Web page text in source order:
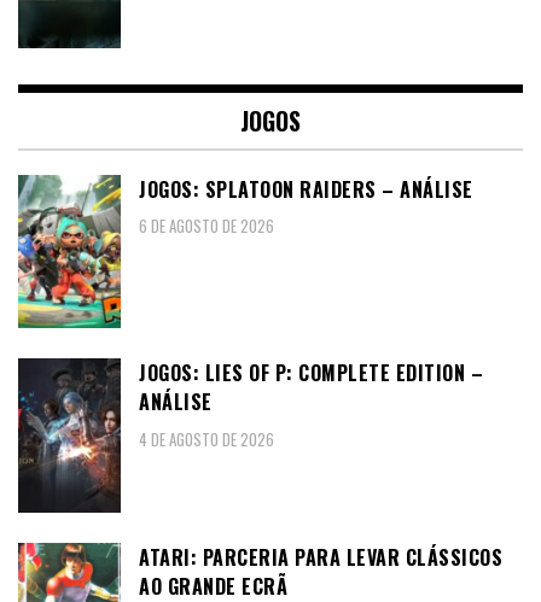
JOGOS
JOGOS: SPLATOON RAIDERS – ANÁLISE
6 DE AGOSTO DE 2026
JOGOS: LIES OF P: COMPLETE EDITION –
ANÁLISE
4 DE AGOSTO DE 2026
ATARI: PARCERIA PARA LEVAR CLÁSSICOS
AO GRANDE ECRÃ